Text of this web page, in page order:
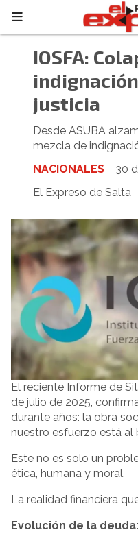
IOSFA:
justicia
Desde ASUBA
mezcla de
NACIONALES
30
El Expreso de Salta
El reciente Informe de
de julio de 2025,
durante años: la obra
nuestro esfuerzo está
Este no es solo un
ética, humana y moral.
La realidad financiera
Evolución de la deuda: